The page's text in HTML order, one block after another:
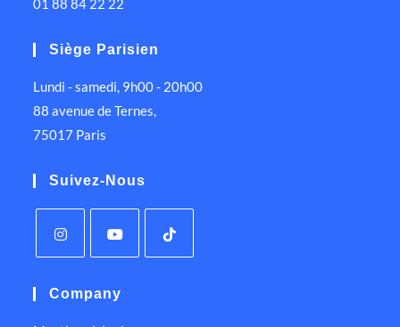
01 88 84 22 22
Siège Parisien
Lundi - samedi, 9h00 - 20h00
88 avenue de Ternes,
75017 Paris
Suivez-Nous
Company